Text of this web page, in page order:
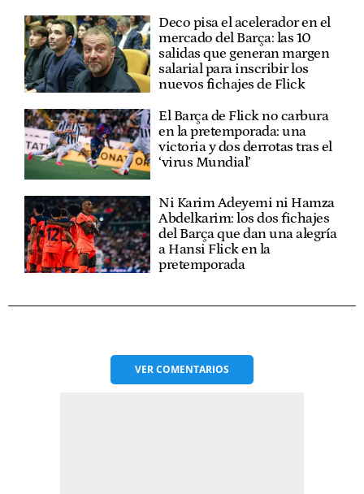
Deco pisa el acelerador en el
mercado del Barça: las 10
salidas que generan margen
salarial para inscribir los
nuevos fichajes de Flick
El Barça de Flick no carbura
en la pretemporada: una
victoria y dos derrotas tras el
‘virus Mundial’
Ni Karim Adeyemi ni Hamza
Abdelkarim: los dos fichajes
del Barça que dan una alegría
a Hansi Flick en la
pretemporada
VERCOMENTARIOS